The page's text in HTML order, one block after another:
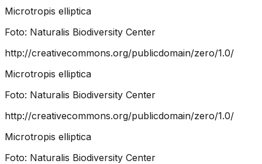
Microtropis elliptica
Foto: Naturalis Biodiversity Center
http://creativecommons.org/publicdomain/zero/1.0/
Microtropis elliptica
Foto: Naturalis Biodiversity Center
http://creativecommons.org/publicdomain/zero/1.0/
Microtropis elliptica
Foto: Naturalis Biodiversity Center